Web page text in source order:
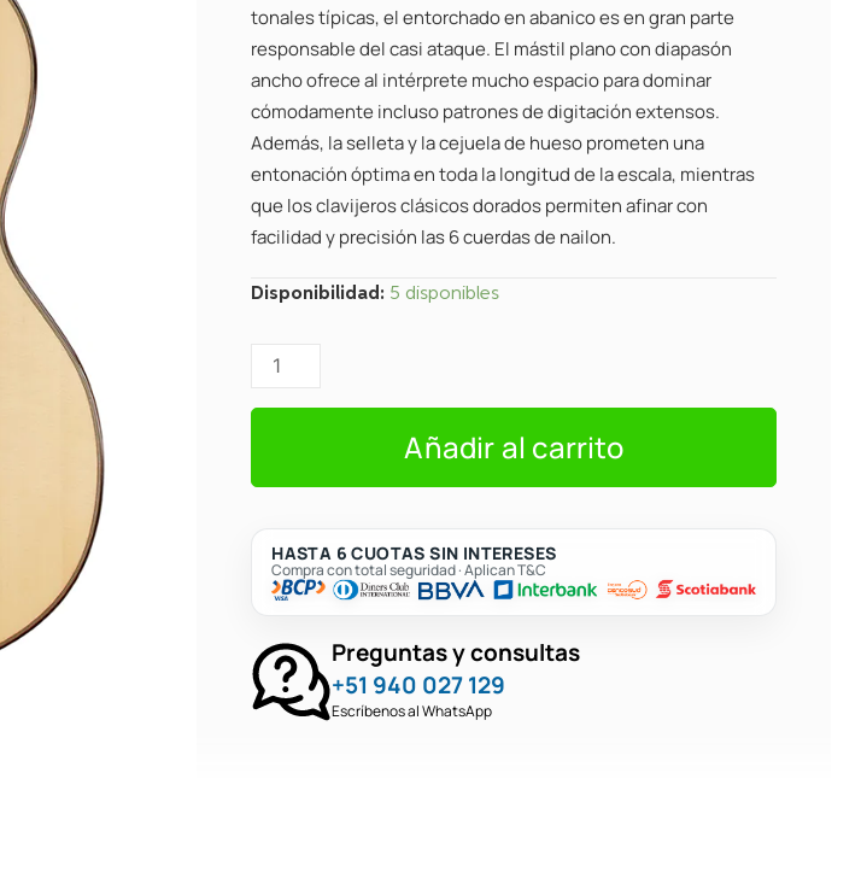
tonales típicas, el entorchado en abanico es en gran parte
responsable del casi ataque. El mástil plano con diapasón
ancho ofrece al intérprete mucho espacio para dominar
cómodamente incluso patrones de digitación extensos.
Además, la selleta y la cejuela de hueso prometen una
entonación óptima en toda la longitud de la escala, mientras
que los clavijeros clásicos dorados permiten afinar con
facilidad y precisión las 6 cuerdas de nailon.
Disponibilidad: 5 disponibles
Cordoba
Flamenco
Acoustic
Natural
Añadir al carrito
HASTA 6 CUOTAS SIN INTERESES
Compra con total seguridad · Aplican T&C
Preguntas y consultas
+51 940 027 129
Escríbenos al WhatsApp